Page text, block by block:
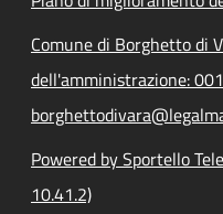
Comune di Borghetto di
dell'amministrazione:
Powered by Sportello
10.41.2)